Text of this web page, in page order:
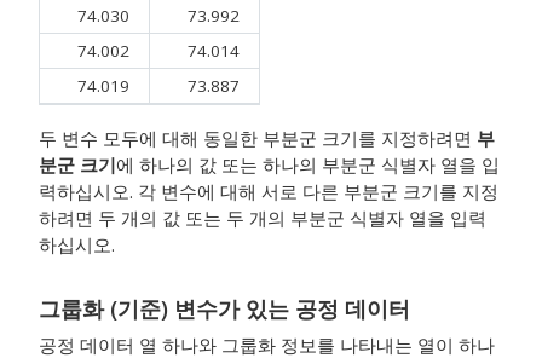
74.030
73.992
74.002
74.014
74.019
73.887
두 변수 모두에 대해 동일한 부분군 크기를 지정하려면 부
분군 크기에 하나의 값 또는 하나의 부분군 식별자 열을 입
력하십시오. 각 변수에 대해 서로 다른 부분군 크기를 지정
하려면 두 개의 값 또는 두 개의 부분군 식별자 열을 입력
하십시오.
그룹화 (기준) 변수가 있는 공정 데이터
공정 데이터 열 하나와 그룹화 정보를 나타내는 열이 하나